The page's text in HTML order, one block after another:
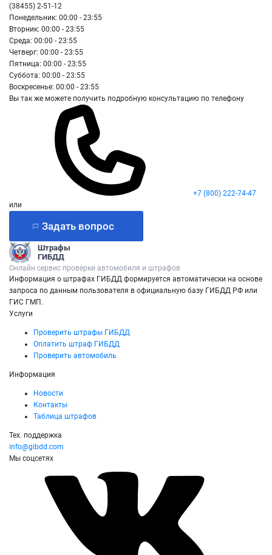
(38455) 2-51-12
Понедельник: 00:00 - 23:55
Вторник: 00:00 - 23:55
Среда: 00:00 - 23:55
Четверг: 00:00 - 23:55
Пятница: 00:00 - 23:55
Суббота: 00:00 - 23:55
Воскресенье: 00:00 - 23:55
Вы так же можете получить подробную консультацию по телефону
+7 (800) 222-74-47
или
Задать вопрос
Штрафы
ГИБДД
Онлайн сервис проверки автомобиля и штрафов
Информация о штрафах ГИБДД формируется автоматически на основе
запроса по данным пользователя в официальную базу ГИБДД РФ или
ГИС ГМП.
Услуги
Проверить штрафы ГИБДД
Оплатить штраф ГИБДД
Проверить автомобиль
Информация
Новости
Контакты
Таблица штрафов
Тех. поддержка
info@gibdd.com
Мы соцсетях